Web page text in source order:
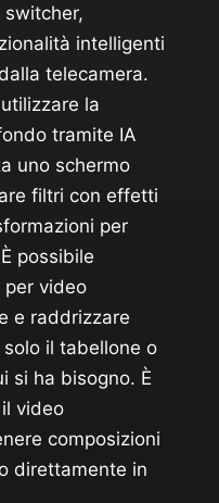
intelligenti
telecamera.
la
tramite IA
uno schermo
filtri con effetti
per
possibile
per video
e raddrizzare
il tabellone o
si ha bisogno. È
video
composizioni
direttamente in